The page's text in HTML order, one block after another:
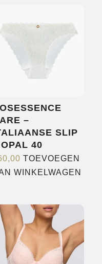
–
SLIP
40
TOEVOEGEN
WINKELWAGEN